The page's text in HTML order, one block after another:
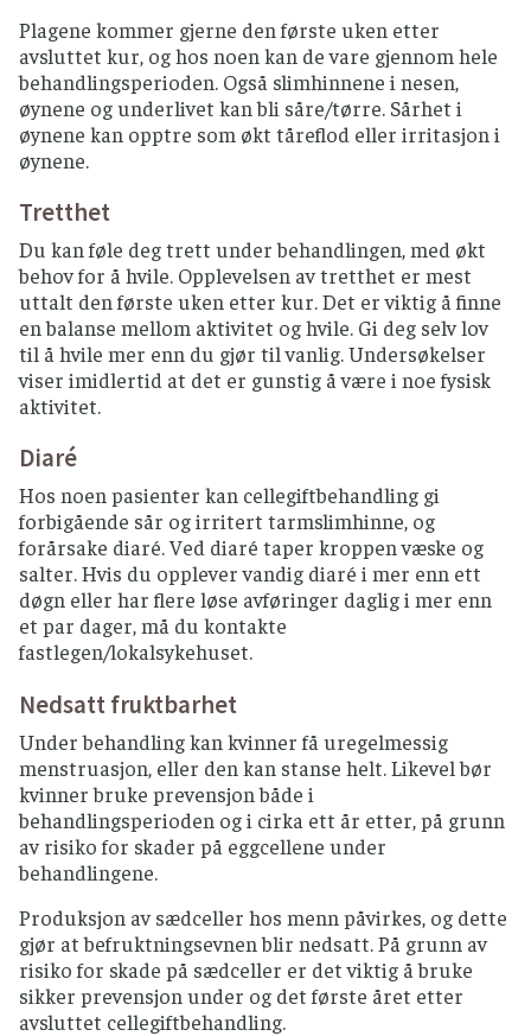
Plagene kommer gjerne den første uken etter
avsluttet kur, og hos noen kan de vare gjennom hele
behandlingsperioden. Også slimhinnene i nesen,
øynene og underlivet kan bli såre/tørre. Sårhet i
øynene kan opptre som økt tåreflod eller irritasjon i
øynene.
Tretthet
Du kan føle deg trett under behandlingen, med økt
behov for å hvile. Opplevelsen av tretthet er mest
uttalt den første uken etter kur. Det er viktig å finne
en balanse mellom aktivitet og hvile. Gi deg selv lov
til å hvile mer enn du gjør til vanlig. Undersøkelser
viser imidlertid at det er gunstig å være i noe fysisk
aktivitet.
Diaré
Hos noen pasienter kan cellegiftbehandling gi
forbigående sår og irritert tarmslimhinne, og
forårsake diaré. Ved diaré taper kroppen væske og
salter. Hvis du opplever vandig diaré i mer enn ett
døgn eller har flere løse avføringer daglig i mer enn
et par dager, må du kontakte
fastlegen/lokalsykehuset.
Nedsatt fruktbarhet
Under behandling kan kvinner få uregelmessig
menstruasjon, eller den kan stanse helt. Likevel bør
kvinner bruke prevensjon både i
behandlingsperioden og i cirka ett år etter, på grunn
av risiko for skader på eggcellene under
behandlingene.
Produksjon av sædceller hos menn påvirkes, og dette
gjør at befruktningsevnen blir nedsatt. På grunn av
risiko for skade på sædceller er det viktig å bruke
sikker prevensjon under og det første året etter
avsluttet cellegiftbehandling.